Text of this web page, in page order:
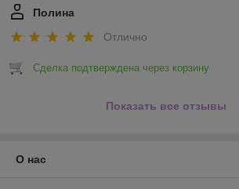
Полина
Отлично
Сделка подтверждена через корзину
Показать все отзывы
О нас